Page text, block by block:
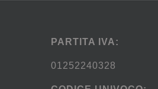
PARTITA IVA:
01252240328